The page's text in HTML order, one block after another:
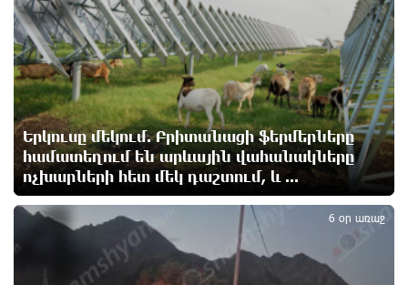
Չհանե´ս խաչդ, Հայաստան աշխարհ․ Ուժեղ
Հայաստան
19 ժամ առաջ
Սիցիլիայի օդանավակայանը փակվել է Էթնա
հրաբխի ժայթքման պատճառով
19 ժամ առաջ
Հետվճարի փոխարեն՝ արժանապատիվ և ֆիքսված
թոշակ․ ինչու է գործող համակարգը սոցիալական
անարդարության խնդիր ստեղծում. Հրայր
Կամենդատյան
19 ժամ առաջ
Երկուսը մեկում. Բրիտանացի ֆերմերները
համատեղում են արևային վահանակները
ոչխարների հետ մեկ դաշտում, և ...
6 օր առաջ
4